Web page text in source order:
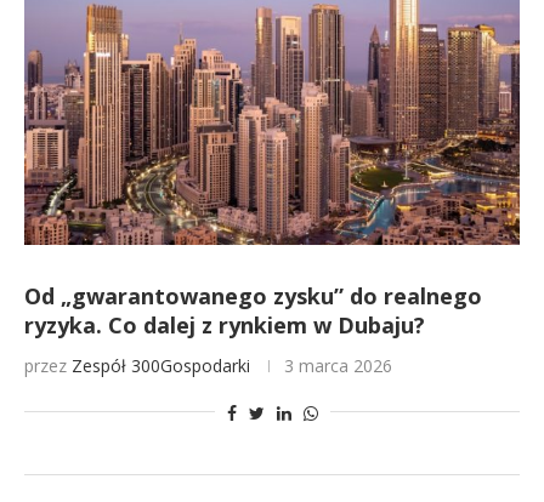
Od „gwarantowanego zysku” do realnego
ryzyka. Co dalej z rynkiem w Dubaju?
przez Zespół 300Gospodarki 3 marca 2026